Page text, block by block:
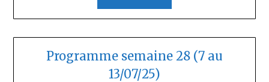
Programme semaine 28 (7 au
13/07/25)